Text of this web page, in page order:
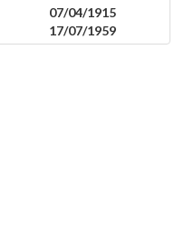
07/04/1915
17/07/1959